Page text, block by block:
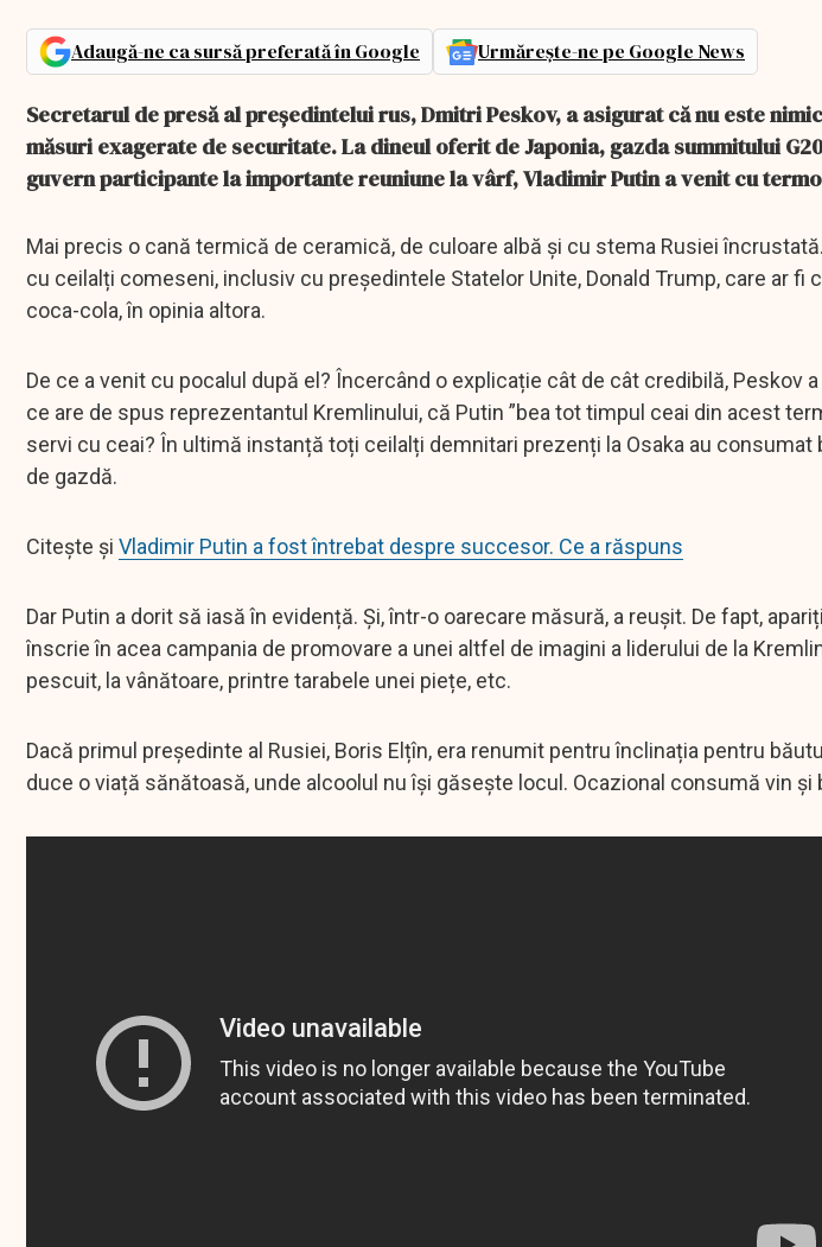
Adaugă-ne ca sursă preferată în Google Urmărește-ne pe Google News
Secretarul de presă al președintelui rus, Dmitri Peskov, a asigurat că nu este
măsuri exagerate de securitate. La dineul oferit de Japonia, gazda summitului
guvern participante la importante reuniune la vârf, Vladimir Putin a venit cu
Mai precis o cană termică de ceramică, de culoare albă și cu stema Rusiei
cu ceilalți comeseni, inclusiv cu președintele Statelor Unite, Donald Trump, care ar fi
coca-cola, în opinia altora.
De ce a venit cu pocalul după el? Încercând o explicație cât de cât credibilă, Peskov
ce are de spus reprezentantul Kremlinului, că Putin ”bea tot timpul ceai din acest
servi cu ceai? În ultimă instanță toți ceilalți demnitari prezenți la Osaka au consumat
de gazdă.
Citește și Vladimir Putin a fost întrebat despre succesor. Ce a răspuns
Dar Putin a dorit să iasă în evidență. Și, într-o oarecare măsură, a reușit. De fapt,
înscrie în acea campania de promovare a unei altfel de imagini a liderului de la
pescuit, la vânătoare, printre tarabele unei piețe, etc.
Dacă primul președinte al Rusiei, Boris Elțîn, era renumit pentru înclinația pentru
duce o viață sănătoasă, unde alcoolul nu își găsește locul. Ocazional consumă vin și